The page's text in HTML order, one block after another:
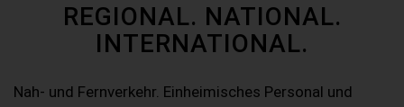
REGIONAL. NATIONAL.
INTERNATIONAL.
Nah- und Fernverkehr. Einheimisches Personal und